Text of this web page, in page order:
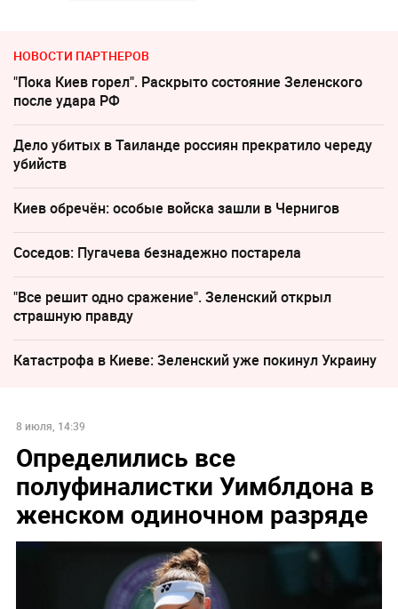
НОВОСТИ ПАРТНЕРОВ
"Пока Киев горел". Раскрыто состояние Зеленского
после удара РФ
Дело убитых в Таиланде россиян прекратило череду
убийств
Киев обречён: особые войска зашли в Чернигов
Соседов: Пугачева безнадежно постарела
"Все решит одно сражение". Зеленский открыл
страшную правду
Катастрофа в Киеве: Зеленский уже покинул Украину
8 июля, 14:39
Определились все
полуфиналистки Уимблдона в
женском одиночном разряде